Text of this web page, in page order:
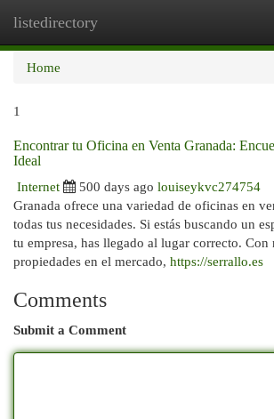
listedirectory
Home
1
Encontrar tu Oficina en Venta Granada:
Ideal
Internet
500 days ago louiseykvc274754
Granada ofrece una variedad de oficinas en
todas tus necesidades. Si estás buscando un
tu empresa, has llegado al lugar correcto. Con
propiedades en el mercado, https://serrallo.es
Comments
Submit a Comment